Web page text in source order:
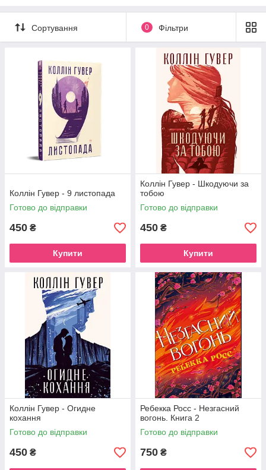
Сортування 0 Фільтри
Коллін Гувер - 9 листопада
Готово до відправки
450 ₴
Купити
Коллін Гувер - Шкодуючи за
тобою
Готово до відправки
450 ₴
Купити
Коллін Гувер - Огидне
кохання
Готово до відправки
450 ₴
Ребекка Росс - Незгасний
вогонь. Книга 2
Готово до відправки
750 ₴